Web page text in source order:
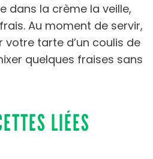
dans la crème la veille,
Au moment de servir,
tarte d’un coulis de
quelques fraises sans
LIÉES